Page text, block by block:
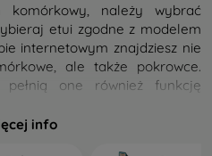
należy wybrać
etui zgodne z modelem
internetowym znajdziesz nie
ale także pokrowce.
one również funkcję
możemy również nazwać
info